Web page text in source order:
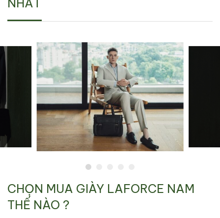
CHỌN MUA GIÀY LAFORCE NAM
THẾ NÀO ?